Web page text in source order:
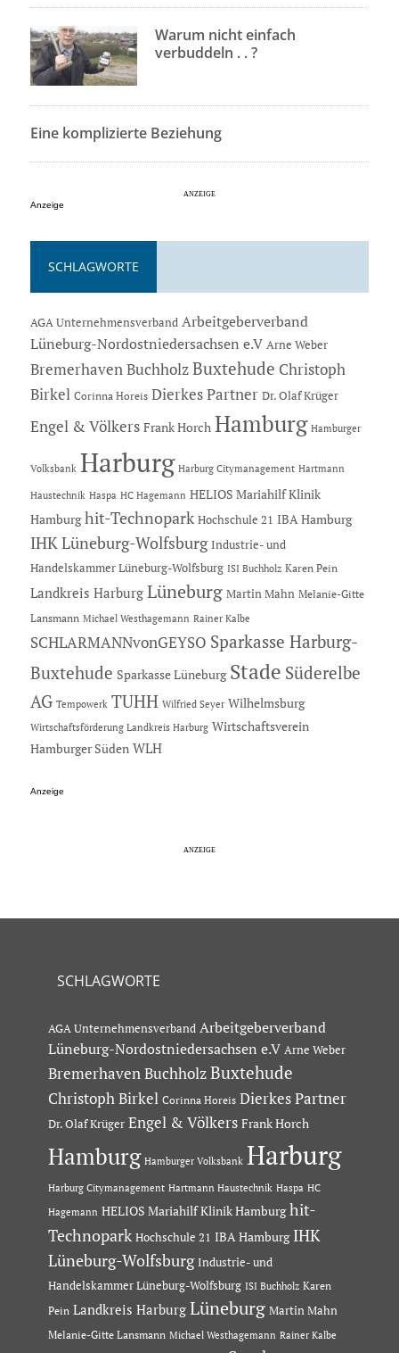
Warum nicht einfach
verbuddeln . . ?
Eine komplizierte Beziehung
Anzeige
SCHLAGWORTE
AGA Unternehmensverband Arbeitgeberverband
Lüneburg-Nordostniedersachsen e.V Arne Weber
Bremerhaven Buchholz Buxtehude Christoph
Birkel Corinna Horeis Dierkes Partner Dr. Olaf Krüger
Engel & Völkers Frank Horch Hamburg Hamburger
Volksbank Harburg Harburg Citymanagement Hartmann
Haustechnik Haspa HC Hagemann HELIOS Mariahilf Klinik
Hamburg hit-Technopark Hochschule 21 IBA Hamburg
IHK Lüneburg-Wolfsburg Industrie- und
Handelskammer Lüneburg-Wolfsburg ISI Buchholz Karen Pein
Landkreis Harburg Lüneburg Martin Mahn Melanie-Gitte
Lansmann Michael Westhagemann Rainer Kalbe
SCHLARMANNvonGEYSO Sparkasse Harburg-
Buxtehude Sparkasse Lüneburg Stade Süderelbe
AG Tempowerk TUHH Wilfried Seyer Wilhelmsburg
Wirtschaftsförderung Landkreis Harburg Wirtschaftsverein
Hamburger Süden WLH
Anzeige
SCHLAGWORTE
AGA Unternehmensverband Arbeitgeberverband
Lüneburg-Nordostniedersachsen e.V Arne Weber
Bremerhaven Buchholz Buxtehude
Christoph Birkel Corinna Horeis Dierkes Partner
Dr. Olaf Krüger Engel & Völkers Frank Horch
Hamburg Hamburger Volksbank Harburg
Harburg Citymanagement Hartmann Haustechnik Haspa HC
Hagemann HELIOS Mariahilf Klinik Hamburg hit-
Technopark Hochschule 21 IBA Hamburg IHK
Lüneburg-Wolfsburg Industrie- und
Handelskammer Lüneburg-Wolfsburg ISI Buchholz Karen
Pein Landkreis Harburg Lüneburg Martin Mahn
Melanie-Gitte Lansmann Michael Westhagemann Rainer Kalbe